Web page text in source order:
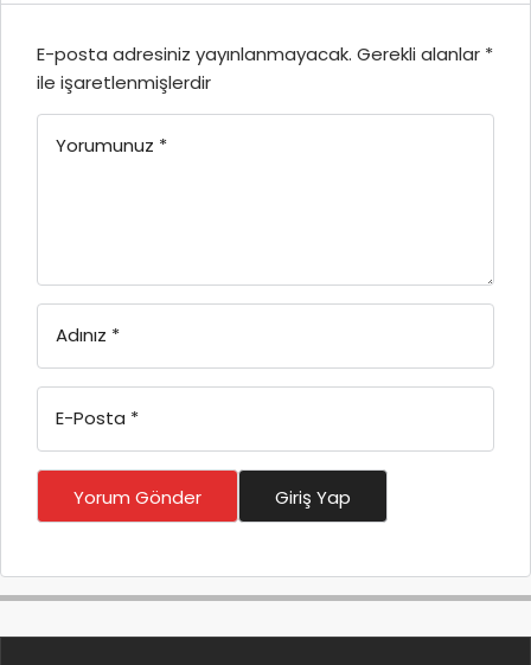
E-posta adresiniz yayınlanmayacak. Gerekli alanlar *
ile işaretlenmişlerdir
Yorumunuz *
Adınız *
E-Posta *
Yorum Gönder Giriş Yap